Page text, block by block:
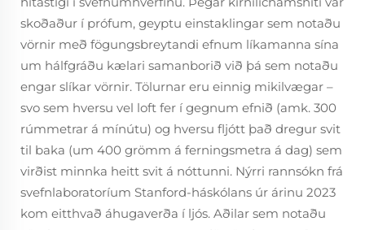
skoðaður í prófum, geyptu einstaklingar sem notaðu
vörnir með fögungsbreytandi efnum líkamanna sína
um hálfgráðu kælari samanborið við þá sem notaðu
engar slíkar vörnir. Tölurnar eru einnig mikilvægar –
svo sem hversu vel loft fer í gegnum efnið (amk. 300
rúmmetrar á mínútu) og hversu fljótt það dregur svit
til baka (um 400 grömm á ferningsmetra á dag) sem
virðist minnka heitt svit á nóttunni. Nýrri rannsókn frá
svefnlaboratoríum Stanford-háskólans úr árinu 2023
kom eitthvað áhugaverða í ljós. Aðilar sem notaðu